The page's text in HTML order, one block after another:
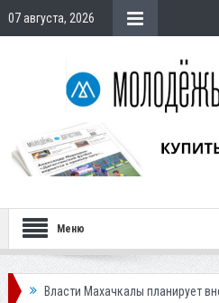
07 августа, 2026
Меню
Махачкалы планирует внедрить